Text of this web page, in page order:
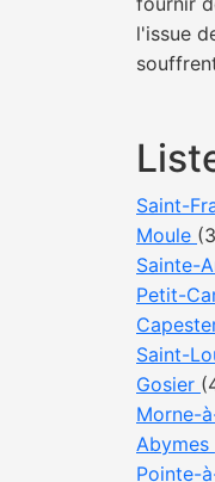
l'issue
Saint-
Moule
Sainte-
Petit-
Saint-
Gosier
Morne-
Abymes
Pointe-